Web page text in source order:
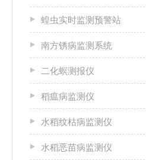
蝗虫实时监测预警站
南方锈病监测系统
二化螟测报仪
稻瘟病监测仪
水稻纹枯病监测仪
水稻恶苗病监测仪